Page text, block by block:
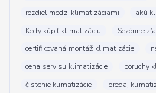
rozdiel medzi klimatizáciami
akú
Kedy kúpiť klimatizáciu
Sezónne
certifikovaná montáž klimatizácie
cena servisu klimatizácie
poruchy
čistenie klimatizácie
predaj